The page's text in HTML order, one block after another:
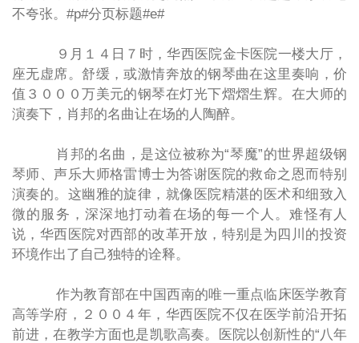
不夸张。#p#分页标题#e#
９月１４日７时，华西医院金卡医院一楼大厅，
座无虚席。舒缓，或激情奔放的钢琴曲在这里奏响，价
值３０００万美元的钢琴在灯光下熠熠生辉。在大师的
演奏下，肖邦的名曲让在场的人陶醉。
肖邦的名曲，是这位被称为“琴魔”的世界超级钢
琴师、声乐大师格雷博士为答谢医院的救命之恩而特别
演奏的。这幽雅的旋律，就像医院精湛的医术和细致入
微的服务，深深地打动着在场的每一个人。难怪有人
说，华西医院对西部的改革开放，特别是为四川的投资
环境作出了自己独特的诠释。
作为教育部在中国西南的唯一重点临床医学教育
高等学府，２００４年，华西医院不仅在医学前沿开拓
前进，在教学方面也是凯歌高奏。医院以创新性的“八年